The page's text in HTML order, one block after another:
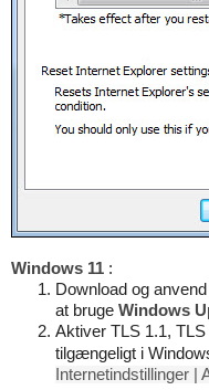
Windows 11 :
Download og
at bruge Windows
Aktiver TLS 1.1,
tilgængeligt i
Internetindstillinger |